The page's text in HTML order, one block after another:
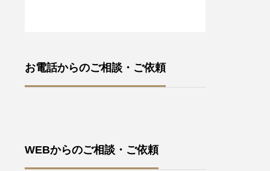
お電話からのご相談・ご依頼
WEBからのご相談・ご依頼